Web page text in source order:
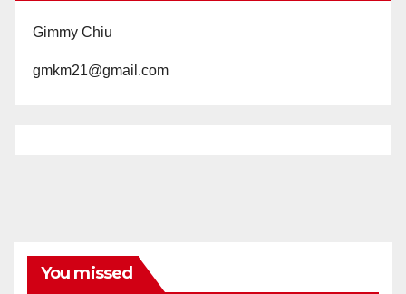
Gimmy Chiu
gmkm21@gmail.com
You missed